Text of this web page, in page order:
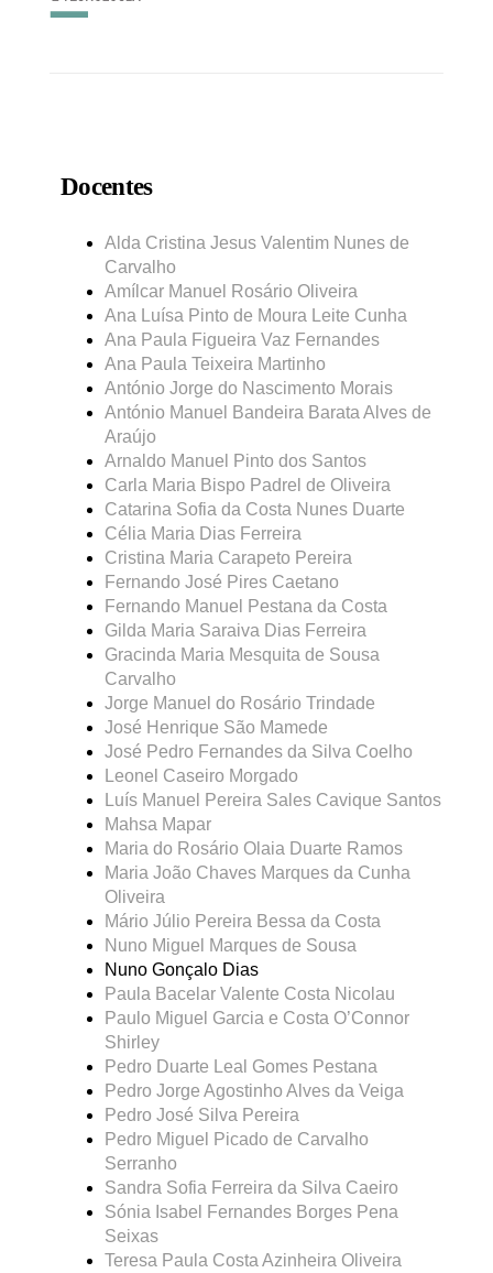
Docentes
Alda Cristina Jesus Valentim Nunes de
Carvalho
Amílcar Manuel Rosário Oliveira
Ana Luísa Pinto de Moura Leite Cunha
Ana Paula Figueira Vaz Fernandes
Ana Paula Teixeira Martinho
António Jorge do Nascimento Morais
António Manuel Bandeira Barata Alves de
Araújo
Arnaldo Manuel Pinto dos Santos
Carla Maria Bispo Padrel de Oliveira
Catarina Sofia da Costa Nunes Duarte
Célia Maria Dias Ferreira
Cristina Maria Carapeto Pereira
Fernando José Pires Caetano
Fernando Manuel Pestana da Costa
Gilda Maria Saraiva Dias Ferreira
Gracinda Maria Mesquita de Sousa
Carvalho
Jorge Manuel do Rosário Trindade
José Henrique São Mamede
José Pedro Fernandes da Silva Coelho
Leonel Caseiro Morgado
Luís Manuel Pereira Sales Cavique Santos
Mahsa Mapar
Maria do Rosário Olaia Duarte Ramos
Maria João Chaves Marques da Cunha
Oliveira
Mário Júlio Pereira Bessa da Costa
Nuno Miguel Marques de Sousa
Nuno Gonçalo Dias
Paula Bacelar Valente Costa Nicolau
Paulo Miguel Garcia e Costa O’Connor
Shirley
Pedro Duarte Leal Gomes Pestana
Pedro Jorge Agostinho Alves da Veiga
Pedro José Silva Pereira
Pedro Miguel Picado de Carvalho
Serranho
Sandra Sofia Ferreira da Silva Caeiro
Sónia Isabel Fernandes Borges Pena
Seixas
Teresa Paula Costa Azinheira Oliveira